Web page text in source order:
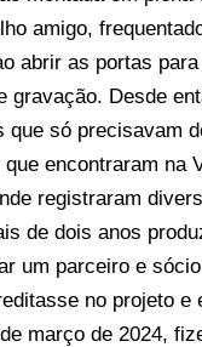
amigo,
abrir as portas
gravação. Desde
que só precisavam
encontraram
registraram
de dois anos
um parceiro e
no projeto
março de 2024,